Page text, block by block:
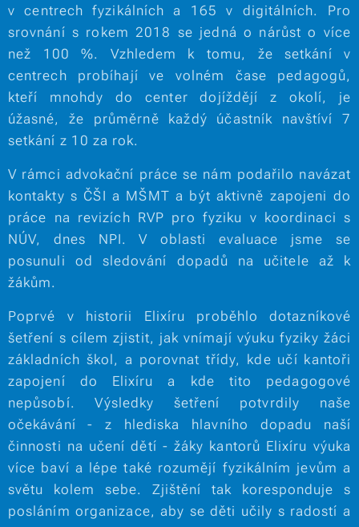
v centrech fyzikálních a 165 v digitálních. Pro
srovnání s rokem 2018 se jedná o nárůst o více
než 100 %. Vzhledem k tomu, že setkání v
centrech probíhají ve volném čase pedagogů,
kteří mnohdy do center dojíždějí z okolí, je
úžasné, že průměrně každý účastník navštíví 7
setkání z 10 za rok.
V rámci advokační práce se nám podařilo navázat
kontakty s ČŠI a MŠMT a být aktivně zapojeni do
práce na revizích RVP pro fyziku v koordinaci s
NÚV, dnes NPI. V oblasti evaluace jsme se
posunuli od sledování dopadů na učitele až k
žákům.
Poprvé v historii Elixíru proběhlo dotazníkové
šetření s cílem zjistit, jak vnímají výuku fyziky žáci
základních škol, a porovnat třídy, kde učí kantoři
zapojení do Elixíru a kde tito pedagogové
nepůsobí. Výsledky šetření potvrdily naše
očekávání - z hlediska hlavního dopadu naší
činnosti na učení dětí - žáky kantorů Elixíru výuka
více baví a lépe také rozumějí fyzikálním jevům a
světu kolem sebe. Zjištění tak koresponduje s
posláním organizace, aby se děti učily s radostí a